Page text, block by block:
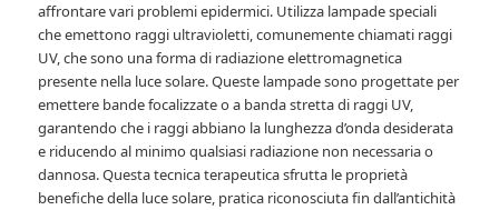
affrontare vari problemi epidermici. Utilizza lampade speciali
che emettono raggi ultravioletti, comunemente chiamati raggi
UV, che sono una forma di radiazione elettromagnetica
presente nella luce solare. Queste lampade sono progettate per
emettere bande focalizzate o a banda stretta di raggi UV,
garantendo che i raggi abbiano la lunghezza d’onda desiderata
e riducendo al minimo qualsiasi radiazione non necessaria o
dannosa. Questa tecnica terapeutica sfrutta le proprietà
benefiche della luce solare, pratica riconosciuta fin dall’antichità